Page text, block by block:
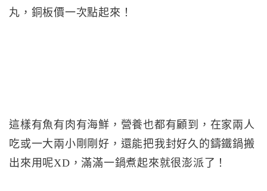
丸，銅板價一次點起來！
這樣有魚有肉有海鮮，營養也都有顧到，在家兩人
吃或一大兩小剛剛好，還能把我封好久的鑄鐵鍋搬
出來用呢XD，滿滿一鍋煮起來就很澎派了！